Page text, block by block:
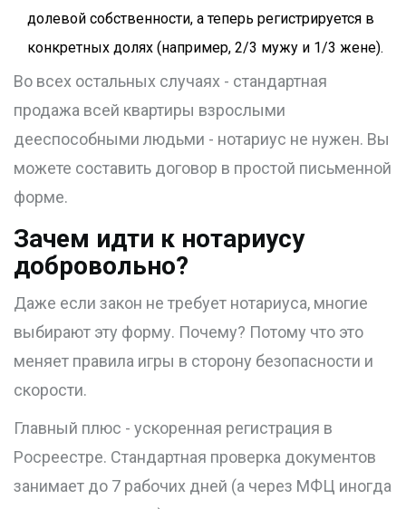
долевой собственности, а теперь регистрируется в
конкретных долях (например, 2/3 мужу и 1/3 жене).
Во всех остальных случаях - стандартная
продажа всей квартиры взрослыми
дееспособными людьми - нотариус не нужен. Вы
можете составить договор в простой письменной
форме.
Зачем идти к нотариусу
добровольно?
Даже если закон не требует нотариуса, многие
выбирают эту форму. Почему? Потому что это
меняет правила игры в сторону безопасности и
скорости.
Главный плюс - ускоренная регистрация в
Росреестре. Стандартная проверка документов
занимает до 7 рабочих дней (а через МФЦ иногда